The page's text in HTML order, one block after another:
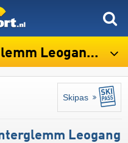
Fieberbrunn (Skicircus)
Skipas
Leogang